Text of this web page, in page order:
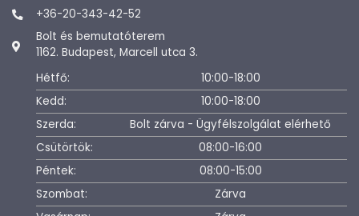
+36-20-343-42-52
Bolt és bemutatóterem
1162. Budapest, Marcell utca 3.
Hétfő:
10:00-18:00
Kedd:
10:00-18:00
Szerda:
Bolt zárva - Ügyfélszolgálat elérhető
Csütörtök:
08:00-16:00
Péntek:
08:00-15:00
Szombat:
Zárva